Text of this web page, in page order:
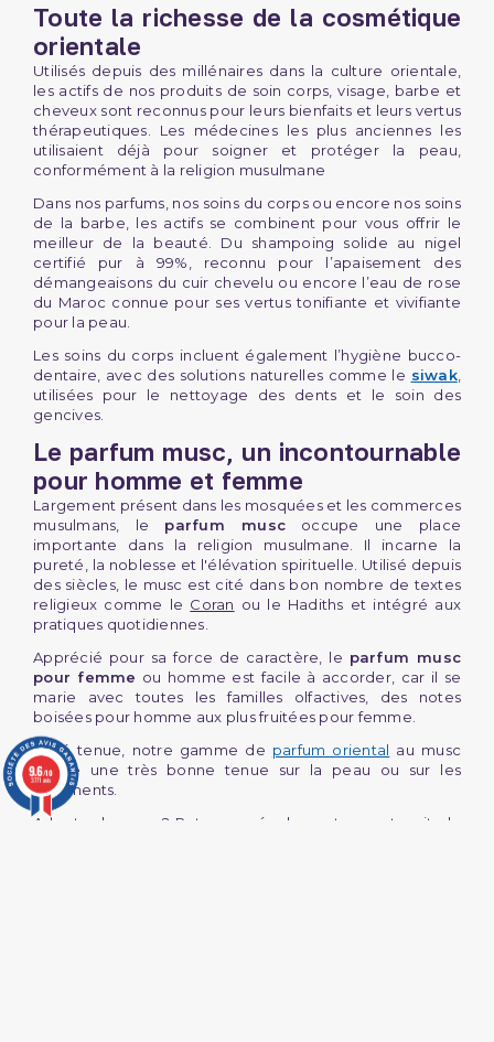
Toute la richesse de la cosmétique
orientale
Utilisés depuis des millénaires dans la culture orientale,
les actifs de nos produits de soin corps, visage, barbe et
cheveux sont reconnus pour leurs bienfaits et leurs vertus
thérapeutiques. Les médecines les plus anciennes les
utilisaient déjà pour soigner et protéger la peau,
conformément à la religion musulmane
Dans nos parfums, nos soins du corps ou encore nos soins
de la barbe, les actifs se combinent pour vous offrir le
meilleur de la beauté. Du shampoing solide au nigel
certifié pur à 99%, reconnu pour l’apaisement des
démangeaisons du cuir chevelu ou encore l’eau de rose
du Maroc connue pour ses vertus tonifiante et vivifiante
pour la peau.
Les soins du corps incluent également l’hygiène bucco-
dentaire, avec des solutions naturelles comme le siwak,
utilisées pour le nettoyage des dents et le soin des
gencives.
Le parfum musc, un incontournable
pour homme et femme
Largement présent dans les mosquées et les commerces
musulmans, le parfum musc occupe une place
importante dans la religion musulmane. Il incarne la
pureté, la noblesse et l'élévation spirituelle. Utilisé depuis
des siècles, le musc est cité dans bon nombre de textes
religieux comme le Coran ou le Hadiths et intégré aux
pratiques quotidiennes.
Apprécié pour sa force de caractère, le parfum musc
pour femme ou homme est facile à accorder, car il se
marie avec toutes les familles olfactives, des notes
boisées pour homme aux plus fruitées pour femme.
Côté tenue, notre gamme de parfum oriental au musc
assure une très bonne tenue sur la peau ou sur les
vêtements.
Adepte du musc ? Retrouvez également sur notre site le
9.6/10
3771 avis